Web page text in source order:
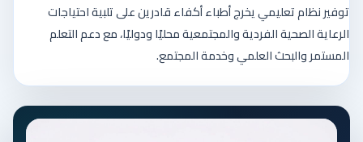
توفير نظام تعليمي يخرج أطباء أكفاء قادرين على تلبية احتياجات
الرعاية الصحية الفردية والمجتمعية محليًا ودوليًا، مع دعم التعلم
المستمر والبحث العلمي وخدمة المجتمع.